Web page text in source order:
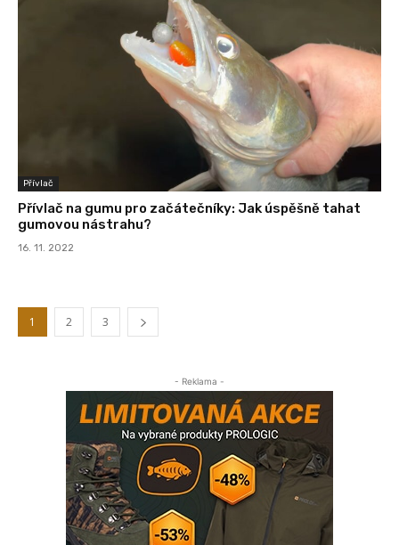
Přívlač
Přívlač na gumu pro začátečníky: Jak úspěšně tahat
gumovou nástrahu?
16. 11. 2022
1 2 3
- Reklama -